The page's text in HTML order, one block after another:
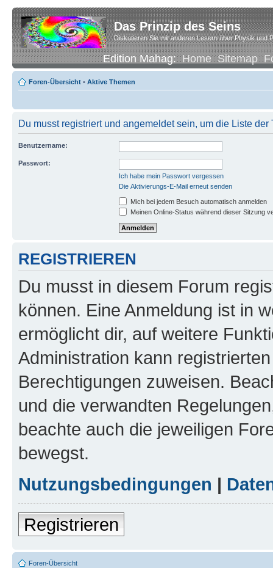
Das Prinzip des Seins
Diskutieren Sie mit anderen Lesern über Physik und
Edition Mahag:Home Sitemap
Foren-Übersicht • Aktive Themen
Du musst registriert und angemeldet sein, um die Liste
Benutzername:
Passwort:
Ich habe mein Passwort vergessen
Die Aktivierungs-E-Mail erneut senden
Mich bei jedem Besuch automatisch anmelden
Meinen Online-Status während dieser Sitzung
REGISTRIEREN
Du musst in diesem Forum
können. Eine Anmeldung ist in
ermöglicht dir, auf weitere
Administration kann
Berechtigungen zuweisen.
und die verwandten
beachte auch die jeweiligen
bewegst.
Nutzungsbedingungen |
Registrieren
Foren-Übersicht